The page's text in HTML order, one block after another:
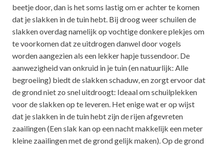
beetje door, dan is het soms lastig om er achter te komen
dat je slakken in de tuin hebt. Bij droog weer schuilen de
slakken overdag namelijk op vochtige donkere plekjes om
te voorkomen dat ze uitdrogen danwel door vogels
worden aangezien als een lekker hapje tussendoor. De
aanwezigheid van onkruid in je tuin (en natuurlijk: Alle
begroeiing) biedt de slakken schaduw, en zorgt ervoor dat
de grond niet zo snel uitdroogt: Ideaal om schuilplekken
voor de slakken op te leveren. Het enige wat er op wijst
dat je slakken in de tuin hebt zijn de rijen afgevreten
zaailingen (Een slak kan op een nacht makkelijk een meter
kleine zaailingen met de grond gelijk maken). Op de grond